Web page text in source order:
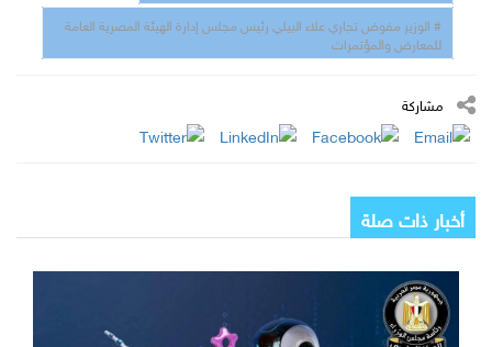
# الوزير مفوض تجاري علاء البيلي رئيس مجلس إدارة الهيئة المصرية العامة
للمعارض والمؤتمرات
مشاركة
أخبار ذات صلة